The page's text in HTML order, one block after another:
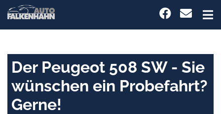
Der Peugeot 508 SW - Sie
wünschen ein Probefahrt?
Gerne!